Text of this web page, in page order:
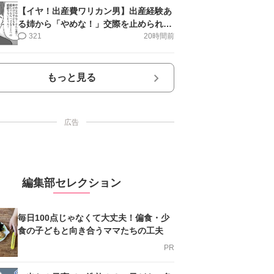
【イヤ！出産費ワリカン男】出産経験あ
る姉から「やめな！」交際を止められ＜
第12話＞#4コマ母道場
20時間前
321
もっと見る
広告
編集部セレクション
毎日100点じゃなくて大丈夫！偏食・少
食の子どもと向き合うママたちの工夫
PR